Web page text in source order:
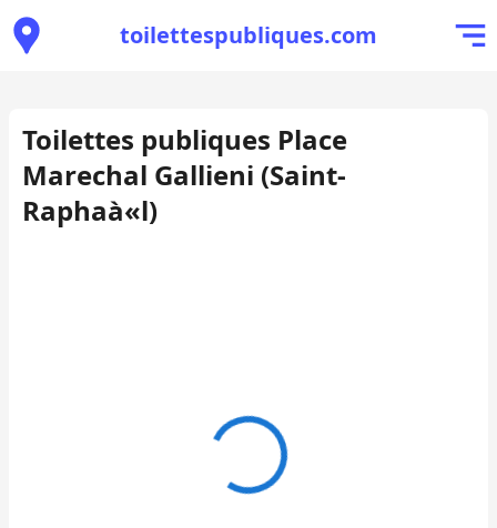
toilettespubliques.com
Toilettes publiques Place
Marechal Gallieni (Saint-
Raphaà«l)